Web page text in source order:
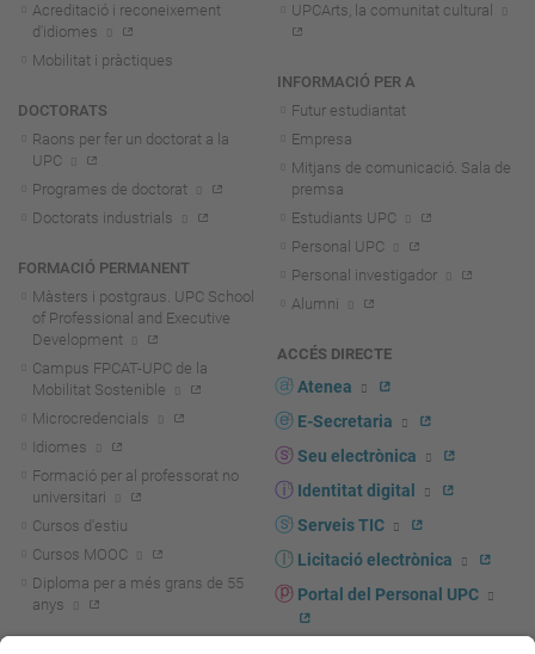
Acreditació i reconeixement
d'idiomes
Mobilitat i pràctiques
DOCTORATS
Raons per fer un doctorat a la
UPC
Programes de doctorat
Doctorats industrials
FORMACIÓ PERMANENT
Màsters i postgraus. UPC School
of Professional and Executive
Development
Campus FPCAT-UPC de la
Mobilitat Sostenible
Microcredencials
Idiomes
Formació per al professorat no
universitari
Cursos d'estiu
Cursos MOOC
Diploma per a més grans de 55
anys
UPCArts, la comunitat cultural
INFORMACIÓ PER A
Futur estudiantat
Empresa
Mitjans de comunicació. Sala de
premsa
Estudiants UPC
Personal UPC
Personal investigador
Alumni
ACCÉS DIRECTE
Atenea
E-Secretaria
Seu electrònica
Identitat digital
Serveis TIC
Licitació electrònica
Portal del Personal UPC